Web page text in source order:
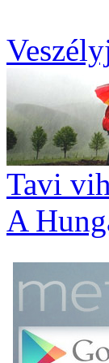
Tavi
A